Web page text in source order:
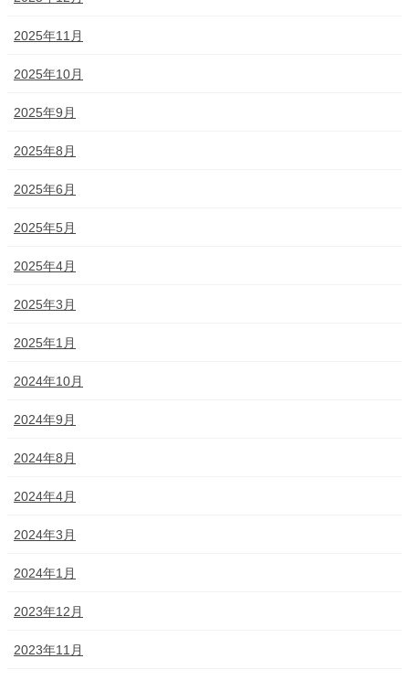
2025年11月
2025年10月
2025年9月
2025年8月
2025年6月
2025年5月
2025年4月
2025年3月
2025年1月
2024年10月
2024年9月
2024年8月
2024年4月
2024年3月
2024年1月
2023年12月
2023年11月